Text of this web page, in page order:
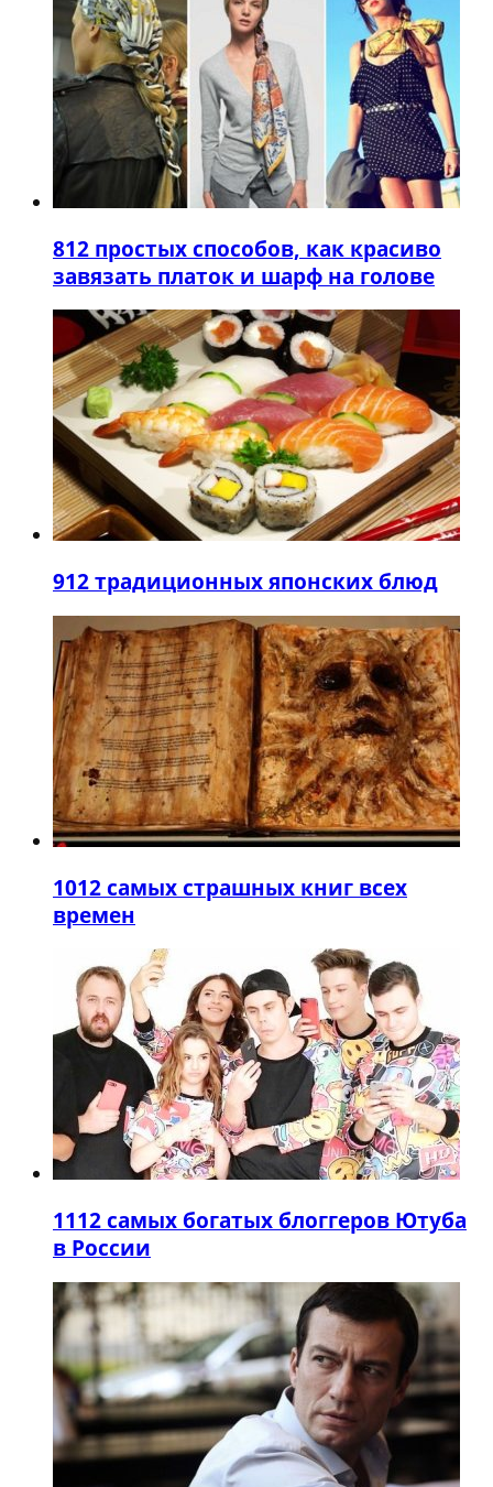
812 простых способов, как красиво
завязать платок и шарф на голове
912 традиционных японских блюд
1012 самых страшных книг всех
времен
1112 самых богатых блоггеров Ютуба
в России